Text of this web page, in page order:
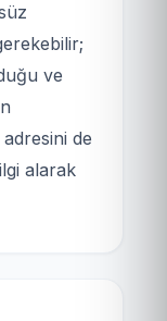
ve
de
alarak